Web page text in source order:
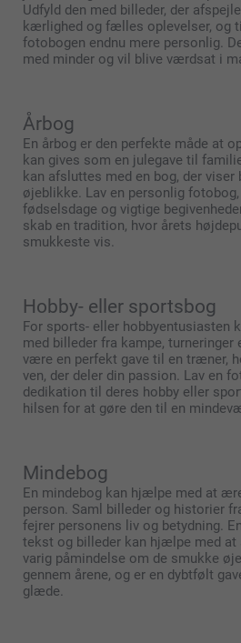
Udfyld den med billeder, der
kærlighed og fælles oplevelser, og
fotobogen endnu mere personlig.
med minder og vil blive værdsat i
Årbog
En årbog er den perfekte måde at
kan gives som en julegave til
kan afsluttes med en bog, der viser
øjeblikke. Lav en personlig
fødselsdage og vigtige
skab en tradition, hvor årets
smukkeste vis.
Hobby- eller sportsbog
For sports- eller hobbyentusiasten
med billeder fra kampe, turneringer
være en perfekt gave til en træner,
ven, der deler din passion. Lav en
dedikation til deres hobby eller
hilsen for at gøre den til en
Mindebog
En mindebog kan hjælpe med at
person. Saml billeder og historier
fejrer personens liv og betydning.
tekst og billeder kan hjælpe med at
varig påmindelse om de smukke
gennem årene, og er en dybtfølt
glæde.